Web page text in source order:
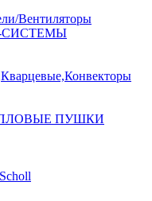
Вентиляторы
СИСТЕМЫ
ПУШКИ